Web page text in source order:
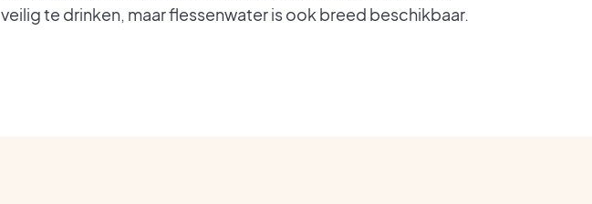
veilig te drinken, maar flessenwater is ook breed beschikbaar.